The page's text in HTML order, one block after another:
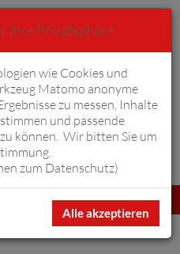
Warenkorb 0
Ihre Privatsphäre
wie Cookies und
Matomo anonyme
zu messen, Inhalte
und passende
können. Wir bitten Sie um
zum Datenschutz)
Alle akzeptieren